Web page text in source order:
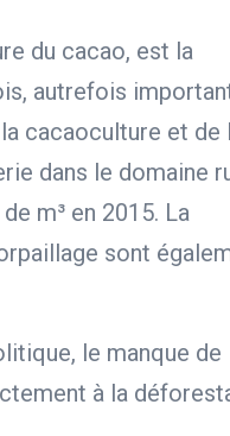
du cacao, est la
autrefois
cacaoculture et de
dans le domaine
m³ en 2015. La
sont
le manque de
à la